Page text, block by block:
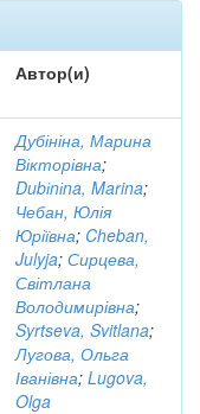
Автор(и)
Дубініна, Марина
Вікторівна;
Dubіnіna, Marina;
Чебан, Юлія
Юріївна; Cheban,
Julyja; Сирцева,
Світлана
Володимирівна;
Syrtseva, Svitlana;
Лугова, Ольга
Іванівна; Lugova,
Olga